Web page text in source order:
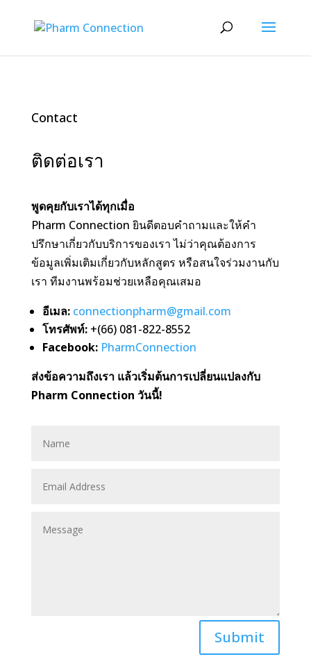
Contact
ติดต่อเรา
พูดคุยกับเราได้ทุกเมื่อ
Pharm Connection ยินดีตอบคำถามและให้คำ
ปรึกษาเกี่ยวกับบริการของเรา ไม่ว่าคุณต้องการ
ข้อมูลเพิ่มเติมเกี่ยวกับหลักสูตร หรือสนใจร่วมงานกับ
เรา ทีมงานพร้อมช่วยเหลือคุณเสมอ
อีเมล: connectionpharm@gmail.com
โทรศัพท์:+(66) 081-822-8552
Facebook: PharmConnection
ส่งข้อความถึงเรา แล้วเริ่มต้นการเปลี่ยนแปลงกับ
Pharm Connection วันนี้!
Submit